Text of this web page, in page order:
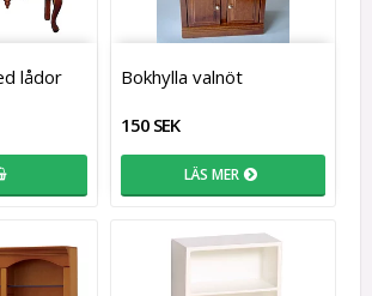
lådor
Bokhylla valnöt
150 SEK
LÄS MER